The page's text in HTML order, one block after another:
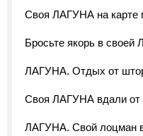
Своя ЛАГУНА на карте
Бросьте якорь в
ЛАГУНА. Отдых от
Своя ЛАГУНА вдали от
ЛАГУНА. Свой лоцман